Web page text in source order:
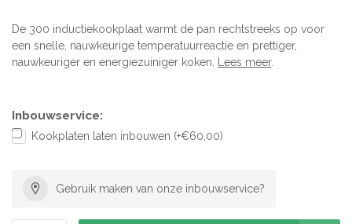
De 300 inductiekookplaat warmt de pan rechtstreeks op voor
een snelle, nauwkeurige temperatuurreactie en prettiger,
nauwkeuriger en energiezuiniger koken. Lees meer.
Inbouwservice:
Kookplaten laten inbouwen (+€60,00)
Gebruik maken van onze inbouwservice?